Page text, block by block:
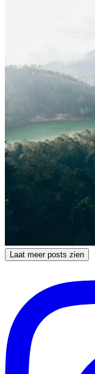
Laat meer posts zien